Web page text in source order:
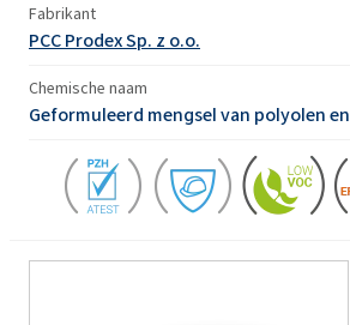
Fabrikant
PCC Prodex Sp. z o.o.
Chemische naam
Geformuleerd mengsel van polyolen